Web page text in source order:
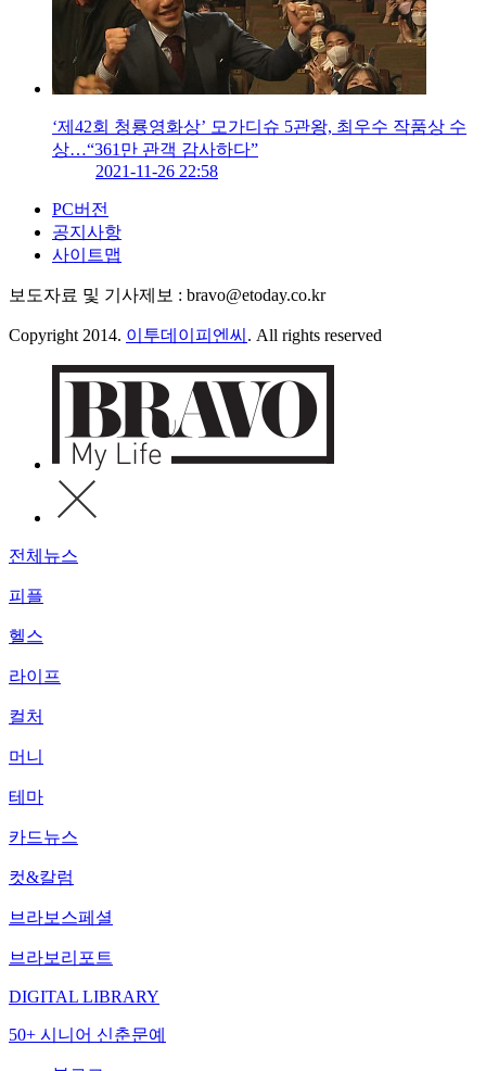
‘제42회 청룡영화상’ 모가디슈 5관왕, 최우수 작품상 수
상…“361만 관객 감사하다”
2021-11-26 22:58
PC버전
공지사항
사이트맵
보도자료 및 기사제보 : bravo@etoday.co.kr
Copyright 2014. 이투데이피엔씨 . All rights reserved
전체뉴스
피플
헬스
라이프
컬처
머니
테마
카드뉴스
컷&칼럼
브라보스페셜
브라보리포트
DIGITAL LIBRARY
50+ 시니어 신춘문예